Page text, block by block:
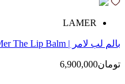
LAMER
بالم لب لامر | La Mer The Lip Balm
تومان6,900,000